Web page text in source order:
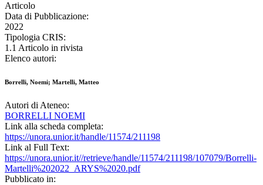
Articolo
Data di Pubblicazione:
2022
Tipologia CRIS:
1.1 Articolo in rivista
Elenco autori:
Borrelli, Noemi; Martelli, Matteo
Autori di Ateneo:
BORRELLI NOEMI
Link alla scheda completa:
https://unora.unior.it/handle/11574/211198
Link al Full Text:
https://unora.unior.it//retrieve/handle/11574/211198/107079/Borrelli-
Martelli%202022_ARYS%2020.pdf
Pubblicato in: